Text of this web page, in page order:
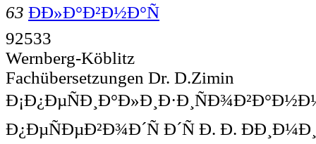
63 ÐÐ»Ð°Ð²Ð½Ð°Ñ
92533
Wernberg-Köblitz
Fachübersetzungen Dr. D.Zimin
Ð¿ÐµÑÐµÐ²Ð¾Ð´Ñ Ð´Ñ Ð. Ð.